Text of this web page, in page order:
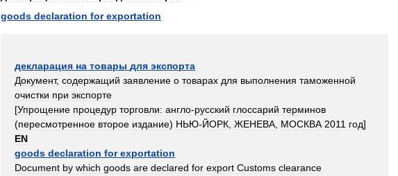
goods declaration for exportation
декларация на товары для экспорта
Документ, содержащий заявление о товарах для выполнения таможенной
очистки при экспорте
[Упрощение процедур торговли: англо-русский глоссарий терминов
(пересмотренное второе издание) НЬЮ-ЙОРК ЖЕНЕВА МОСКВА 2011 год]
EN
goods declaration for exportation
Document by which goods are declared for export Customs clearance